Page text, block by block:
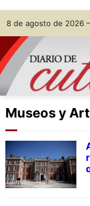
Skip
to
content
8 de agosto de 2026
Museos y